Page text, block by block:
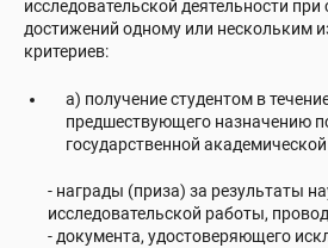
исследовательской деятельности при
достижений одному или нескольким
критериев:
а) получение студентом в
предшествующего назначению
государственной
- награды (приза) за результаты
исследовательской работы,
- документа, удостоверяющего